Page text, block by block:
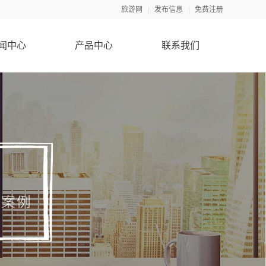
旅游网 发布信息 免费注册
中心 产品中心 联系我们